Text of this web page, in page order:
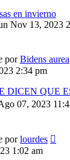
en invierno
Nov 13, 2023
porBidens aurea
2:34 pm
DICEN QUE
07, 2023
porlourdes
1:02 am